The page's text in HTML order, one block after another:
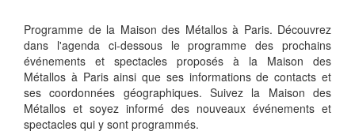
Programme de la Maison des Métallos à Paris. Découvrez
dans l'agenda ci-dessous le programme des prochains
événements et spectacles proposés à la Maison des
Métallos à Paris ainsi que ses informations de contacts et
ses coordonnées géographiques. Suivez la Maison des
Métallos et soyez informé des nouveaux événements et
spectacles qui y sont programmés.